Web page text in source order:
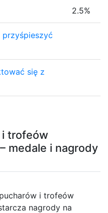
i trofeów
medale i nagrody
i trofeów
nagrody na
2.5%
się z